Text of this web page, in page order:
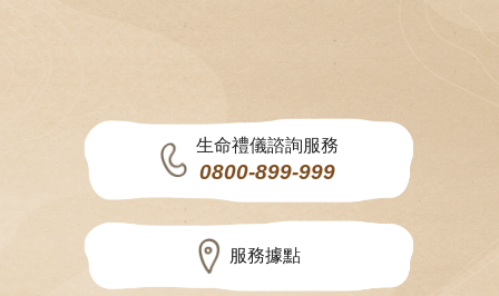
生命禮儀諮詢服務
0800-899-999
服務據點